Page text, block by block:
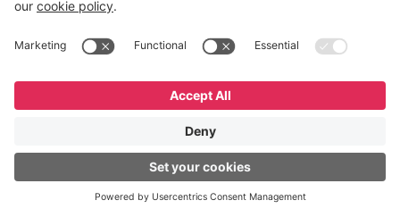
Eduardo Ribeiro
CEO
uma solução 360°, que permite
logística reversa. Podemos
verificar, analisar, recondicionar e
reintegrar equipamentos à cadeia,